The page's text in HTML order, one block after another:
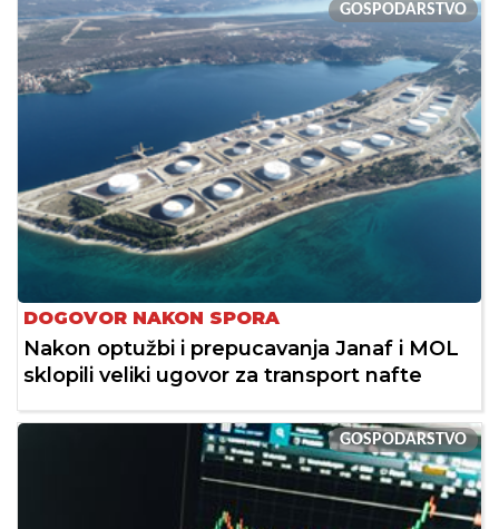
GOSPODARSTVO
DOGOVOR NAKON SPORA
Nakon optužbi i prepucavanja Janaf i MOL
sklopili veliki ugovor za transport nafte
GOSPODARSTVO